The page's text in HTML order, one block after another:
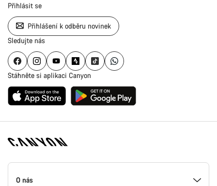
Přihlásit se
Přihlášení k odběru novinek
Sledujte nás
Stáhněte si aplikaci Canyon
Zápatí
stránky
O nás